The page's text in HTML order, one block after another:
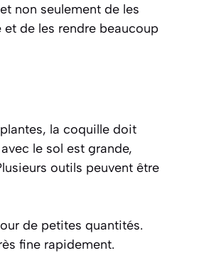
non seulement de les
de les rendre beaucoup
la coquille doit
le sol est grande,
outils peuvent être
de petites quantités.
fine rapidement.